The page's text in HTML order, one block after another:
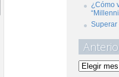
¿Cómo
Superar